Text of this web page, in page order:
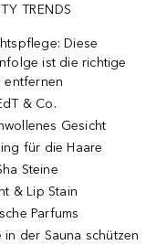
TRENDS
Diese
ist die richtige
entfernen
& Co.
Gesicht
für die Haare
Steine
& Lip Stain
Parfums
in der Sauna schützen